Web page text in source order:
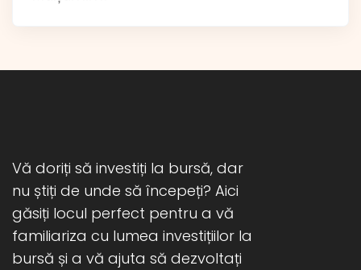
Vă doriți să investiți la bursă, dar
nu știți de unde să începeți? Aici
găsiți locul perfect pentru a vă
familiariza cu lumea investițiilor la
bursă și a vă ajuta să dezvoltați